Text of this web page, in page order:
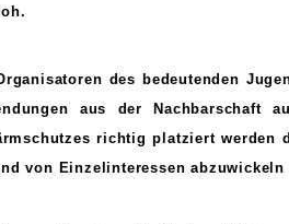
des bedeutenden
aus der Nachbarschaft
richtig platziert werden
von Einzelinteressen abzuwickeln